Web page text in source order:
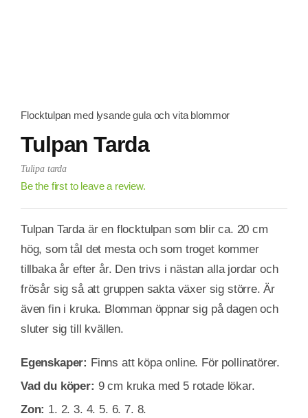
Flocktulpan med lysande gula och vita blommor
Tulpan Tarda
Tulipa tarda
Be the first to leave a review.
Tulpan Tarda är en flocktulpan som blir ca. 20 cm
hög, som tål det mesta och som troget kommer
tillbaka år efter år. Den trivs i nästan alla jordar och
frösår sig så att gruppen sakta växer sig större. Är
även fin i kruka. Blomman öppnar sig på dagen och
sluter sig till kvällen.
Egenskaper: Finns att köpa online. För pollinatörer.
Vad du köper: 9 cm kruka med 5 rotade lökar.
Zon: 1. 2. 3. 4. 5. 6. 7. 8.